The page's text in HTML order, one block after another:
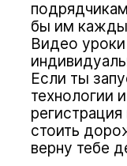
бы им
Видео уроки
Если ты
технологии
стоить
верну тебе